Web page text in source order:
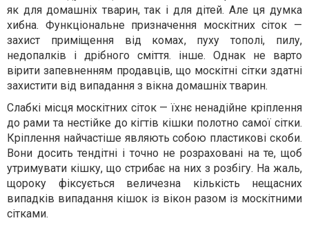
як для домашніх тварин, так і для дітей. Але ця думка
хибна. Функціональне призначення москітних сіток —
захист приміщення від комах, пуху тополі, пилу,
недопалків і дрібного сміття. інше. Однак не варто
вірити запевненням продавців, що москітні сітки здатні
захистити від випадання з вікна домашніх тварин.
Слабкі місця москітних сіток — їхнє ненадійне кріплення
до рами та нестійке до кігтів кішки полотно самої сітки.
Кріплення найчастіше являють собою пластикові скоби.
Вони досить тендітні і точно не розраховані на те, щоб
утримувати кішку, що стрибає на них з розбігу. На жаль,
щороку фіксується величезна кількість нещасних
випадків випадання кішок із вікон разом із москітними
сітками.